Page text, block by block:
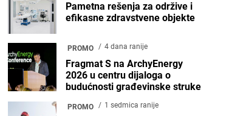
Pametna rešenja za održive i
efikasne zdravstvene objekte
PROMO 4 dana ranije
Fragmat S na ArchyEnergy
2026 u centru dijaloga o
budućnosti građevinske struke
PROMO 1 sedmica ranije